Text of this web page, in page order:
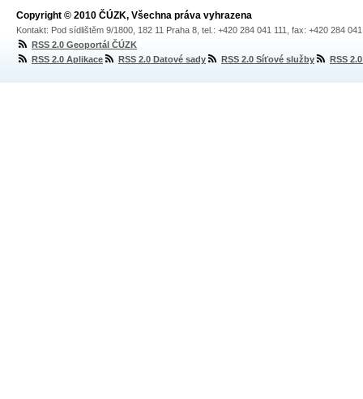
Copyright © 2010 ČÚZK, Všechna práva vyhrazena
Kontakt: Pod sídlištěm 9/1800, 182 11 Praha 8, tel.: +420 284 041 111, fax: +420 284
RSS 2.0 Geoportál ČÚZK
RSS 2.0 Aplikace
RSS 2.0 Datové sady RSS 2.0 Síťové služby RSS